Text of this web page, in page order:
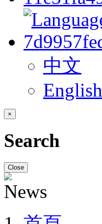
中文
English
×
Search
Close